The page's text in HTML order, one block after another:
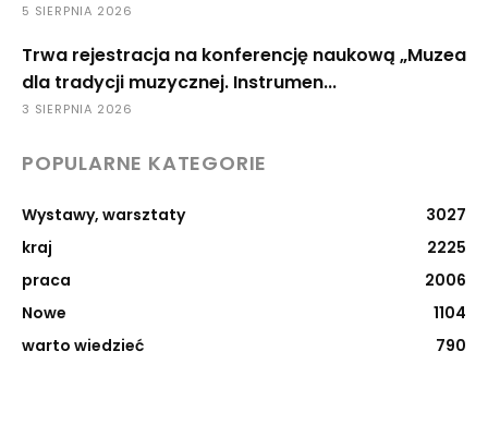
5 SIERPNIA 2026
Trwa rejestracja na konferencję naukową „Muzea
dla tradycji muzycznej. Instrumen...
3 SIERPNIA 2026
POPULARNE KATEGORIE
Wystawy, warsztaty
3027
kraj
2225
praca
2006
Nowe
1104
warto wiedzieć
790